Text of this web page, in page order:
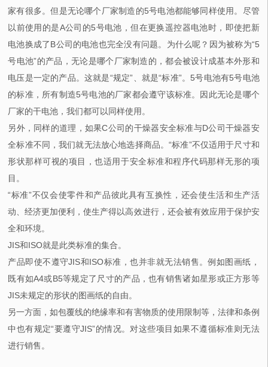
家有很多。但是无论哪个厂家制造的5号电池都能够同样使用。尽管
以前使用的是A公司的5号电池，但在更换遥控器电池时，即使把新
电池换成了B公司的电池也完全没有问题。为什么呢？因为被称为“5
号电池”的产品，无论是哪个厂家制造的，都会被设计成基本外形和
电压是一定的产品。这就是“规定”、就是“标准”。5号电池有5号电池
的标准，所有制造5号电池的厂家都会遵守该标准。因此无论是哪个
厂家的干电池，我们都可以同样使用。
另外，同样的道理，如果C公司的干燥器安全标准与D公司干燥器安
全标准不同，我们就无法放心地选择商品。“标准”不仅适用于尺寸和
形状那样可视的项目，也适用于安全标准和程序代码那样无形的项
目。
“标准”不仅会使零件和产品彼此具有互换性，还会使生活和生产活
动、经济更加便利，使生产得以高效进行，还会被有效应用于保护安
全和环境。
JIS和ISO就是此类标准的集合。
产品即使不遵守JIS和ISO标准，也并非就无法销售。例如图画纸，
既有如A4或B5等规定了尺寸的产品，也有销售诸如星形或正方形等
JIS未规定的形状的图画纸的自由。
另一方面，如包覆线的绝缘率和有害物质的使用限制等，法律和条例
中也有规定“要遵守JIS”的情况。对这些项目如果不遵循标准则无法
进行销售。